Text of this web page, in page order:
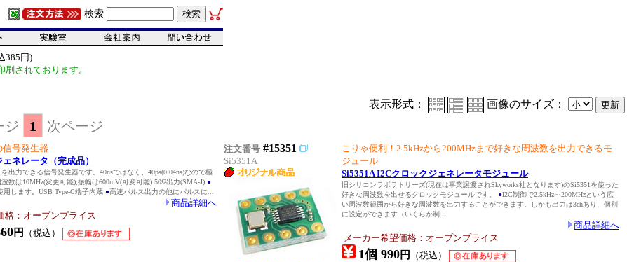
検索
385円)
されております。
表示形式： 画像のサイズ：
ジ 1 次ページ
信号発生器
ネレータ（完成品）
出力できる信号発生器です。40nsではなく、40ps(0.04ns)なので極
波数は10MHz(変更可能),振幅は600mV(可変可能) 50Ω出力(SMA-J) ●
用します。USB Type-C端子内蔵 ●高速パルス出力の他にパルスに...
商品詳細へ
格：オープンプライス
円 （税込）
注文番号 #15351
Si5351A
こりゃ便利！2.5kHzから200MHzまで好きな周波数を出力できるモ
ジュール
Si5351A I2Cクロックジェネレータモジュール
旧シリコンラボラトリーズ(現在は事業譲渡されSkyworks社となります)のSi5351を使った
好きな周波数を出せるクロックモジュールです。 ●I2C制御で2.5kHz～200MHzという広
い周波数範囲から好きな周波数を出力することができます。しかも出力は3chあり、個別
に設定ができます（いくらか制...
商品詳細へ
メーカー希望価格：オープンプライス
1個 990円 （税込）